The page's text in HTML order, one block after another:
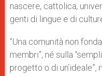
nascere, cattolica,
genti di lingue e di
“Una comunità non
membri”, né sulla
progetto o di un’ideale”,